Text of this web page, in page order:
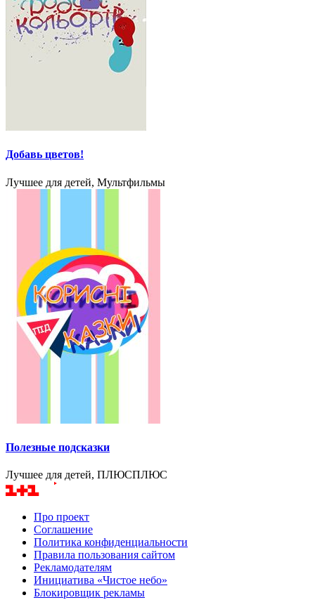
Добавь цветов!
Лучшее для детей, Мультфильмы
Полезные подсказки
Лучшее для детей, ПЛЮСПЛЮС
Про проект
Соглашение
Политика конфиденциальности
Правила пользования сайтом
Рекламодателям
Инициатива «Чистое небо»
Блокировщик рекламы